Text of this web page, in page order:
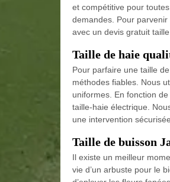
et compétitive pour
demandes. Pour
avec un devis gratuit
Taille de haie
Pour parfaire une taille
méthodes fiables. Nous
uniformes. En fonction
taille-haie électrique.
une intervention
Taille de buisson
Il existe un meilleur
vie d’un arbuste pour le